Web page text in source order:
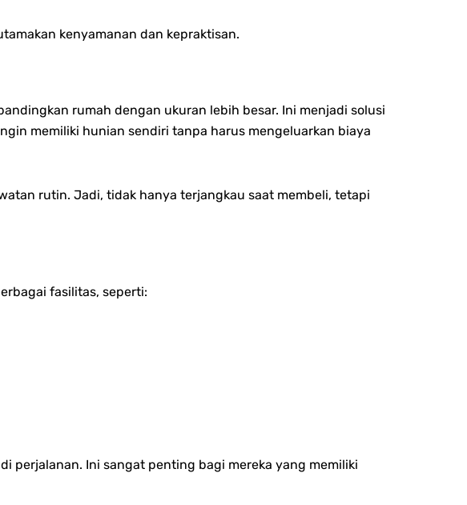
kenyamanan dan kepraktisan.
rumah dengan ukuran lebih besar. Ini menjadi solusi
memiliki hunian sendiri tanpa harus mengeluarkan biaya
rutin. Jadi, tidak hanya terjangkau saat membeli, tetapi
fasilitas, seperti:
perjalanan. Ini sangat penting bagi mereka yang memiliki